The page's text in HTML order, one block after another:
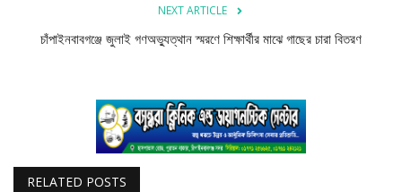
NEXT ARTICLE
চাঁপাইনবাবগঞ্জে জুলাই গণঅভ্যুত্থান স্মরণে শিক্ষার্থীর মাঝে গাছের চারা বিতরণ
RELATED POSTS